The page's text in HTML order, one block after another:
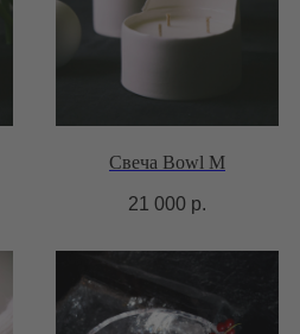
Свеча Bowl M
21 000 р.